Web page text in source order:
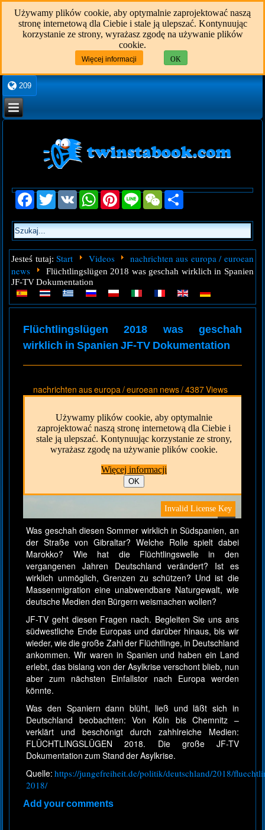
Używamy plików cookie, aby optymalnie zaprojektować naszą
stronę internetową dla Ciebie i stale ją ulepszać. Kontynuując
korzystanie ze strony, wyrażasz zgodę na używanie plików
cookie.
Więcej informacji OK
209
Facebook
Twitter VK WhatsAppPinterestLine WeChat
Jesteś tutaj:Start Videos
nachrichten aus europa / euroean
news
Flüchtlingslügen 2018 was geschah wirklich in Spanien
JF-TV Dokumentation
Flüchtlingslügen 2018 was geschah
wirklich in Spanien JF-TV Dokumentation
nachrichten aus europa / euroean news/4387 Views
Was geschah diesen Sommer wirklich in Südspanien, an
der Straße von Gibraltar? Welche Rolle spielt dabei
Marokko? Wie hat die Flüchtlingswelle in den
vergangenen Jahren Deutschland verändert? Ist es
wirklich unmöglich, Grenzen zu schützen? Und ist die
Massenmigration eine unabwendbare Naturgewalt, wie
deutsche Medien den Bürgern weismachen wollen?
JF-TV geht diesen Fragen nach. Begleiten Sie uns ans
südwestliche Ende Europas und darüber hinaus, bis wir
wieder, wie die große Zahl der Flüchtlinge, in Deutschland
ankommen. Wir waren in Spanien und haben ein Land
erlebt, das bislang von der Asylkrise verschont blieb, nun
aber zum nächsten Einfallstor nach Europa werden
könnte.
Was den Spaniern dann blüht, ließ und läßt sich in
Deutschland beobachten: Von Köln bis Chemnitz –
verklärt und beschönigt durch zahhlreiche Medien:
FLÜCHTLINGSLÜGEN 2018. Die große JF-TV
Dokumentation zum Stand der Asylkrise.
Quelle:https://jungefreiheit.de/politik/deutschland/2018/
2018/
Add your comments